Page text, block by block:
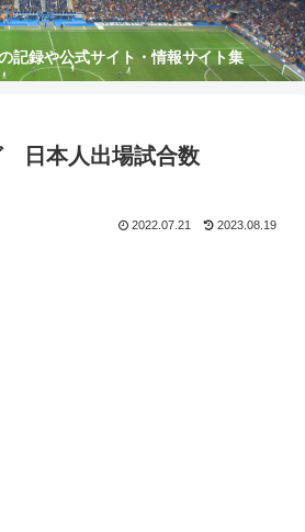
記録や公式サイト・情報サイト集
日本人出場試合数
2022.07.21 2023.08.19